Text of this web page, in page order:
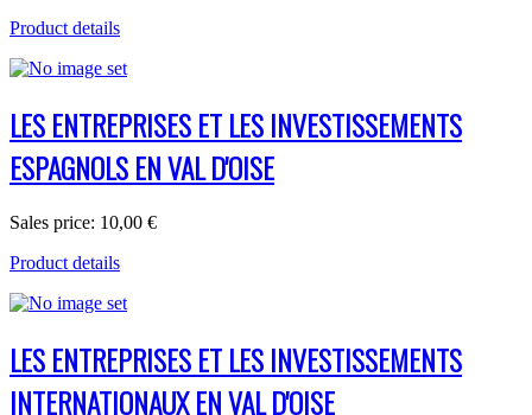
Product details
LES ENTREPRISES ET LES INVESTISSEMENTS
ESPAGNOLS EN VAL D'OISE
Sales price: 10,00 €
Product details
LES ENTREPRISES ET LES INVESTISSEMENTS
INTERNATIONAUX EN VAL D'OISE